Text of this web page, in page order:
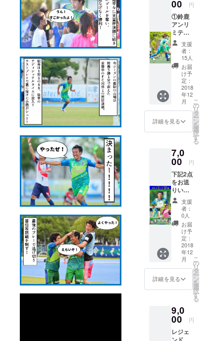
アンリ
ミテッ
ドFCよ
りお礼
のお手
紙
サイン
色紙 ②
鈴鹿ア
ンリミ
テッド
FCより
お礼の
お手紙
※最後の
備考欄
に『希
望選手1
名』を
記載下
さい。
までに
希望選
手のご
連絡が
ない場
合は、
ランダ
ムでお
送りい
たしま
す。
00 円
①鈴鹿
アンリ
ミテッ
ドから
お礼の
お手紙
②好き
な選手
の直筆
サイン
入り写
真5枚
（はが
きサイ
ズ） 最
後の備
『希望
選手と
数量』
をお書
き下さ
い。 例
１）三
浦選手5
２）エ
フライ
ン選手2
枚、近
藤選手1
枚、中
村選手2
枚 ※写
インを
お送り
いたし
ます。
支援
者：
15人
お届
け予
定：
2018
年12
月
詳細を見る
こ
の
リ
タ
ー
ン
を
選
択
す
る
7,0
00 円
下記2点
をお送
りいた
しま
す。 ①
鈴鹿ア
ンリミ
テッド
FCより
お礼の
お手紙
②ホー
ムゲー
ム来場
者特典
のポス
ド7枚
（ファ
ンクラ
ブ限定
支援
者：
0人
お届
け予
定：
2018
年12
月
詳細を見る
こ
の
リ
タ
ー
ン
を
選
択
す
る
9,0
00 円
レジェ